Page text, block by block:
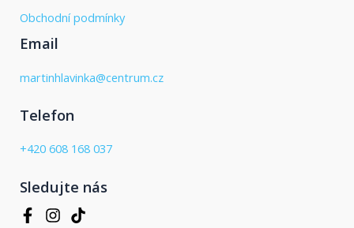
Obchodní podmínky
Email
martinhlavinka@centrum.cz
Telefon
+420 608 168 037
Sledujte nás